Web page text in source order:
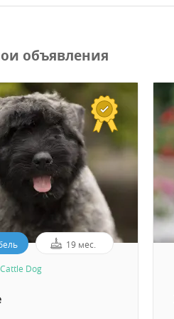
объявления
19 мес.
Dog